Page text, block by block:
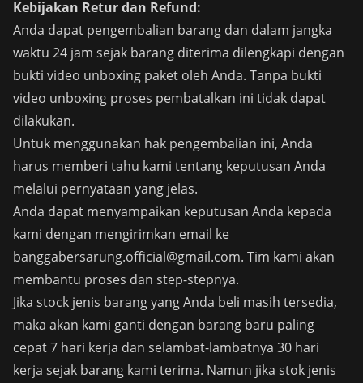
Kebijakan Retur dan Refund:
Anda dapat pengembalian barang dan dalam jangka
waktu 24 jam sejak barang diterima dilengkapi dengan
bukti video unboxing paket oleh Anda. Tanpa bukti
video unboxing proses pembatalkan ini tidak dapat
dilakukan.
Untuk menggunakan hak pengembalian ini, Anda
harus memberi tahu kami tentang keputusan Anda
melalui pernyataan yang jelas.
Anda dapat menyampaikan keputusan Anda kepada
kami dengan mengirimkan email ke
banggabersarung.official@gmail.com. Tim kami akan
membantu proses dan step-stepnya.
Jika stock jenis barang yang Anda beli masih tersedia,
maka akan kami ganti dengan barang baru paling
cepat 7 hari kerja dan selambat-lambatnya 30 hari
kerja sejak barang kami terima. Namun jika stok jenis